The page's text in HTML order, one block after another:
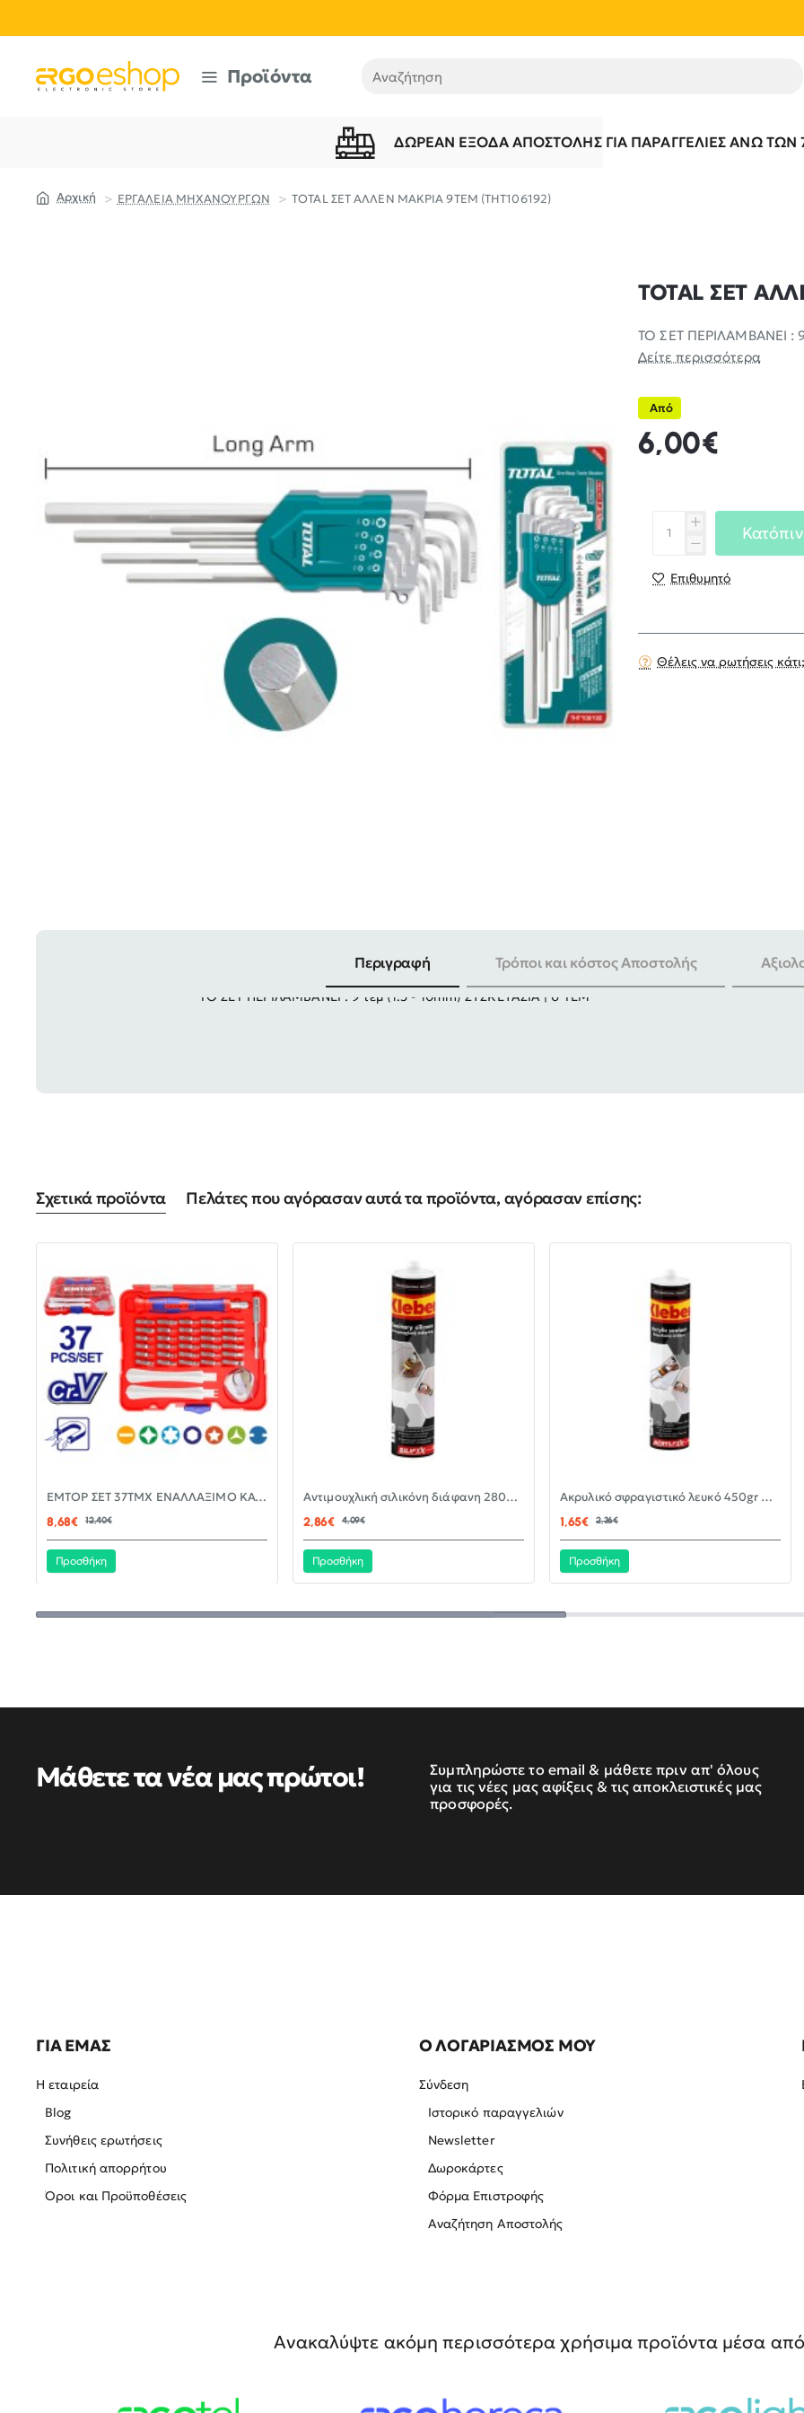
Προϊόντα Αναζήτηση
ΔΩΡΕΆΝ ΈΞΟΔΑ ΑΠΟΣΤΟΛΉΣ ΓΙΑ ΠΑΡΑΓΓΕΛΊΕΣ ΆΝΩ ΤΩΝ
ΕΡΓΑΛΕΙΑ ΜΗΧΑΝΟΥΡΓΩΝ TOTAL ΣΕΤ ΑΛΛΕΝ ΜΑΚΡΙΑ 9ΤΕΜ (THT106192)
TOTAL ΣΕΤ
ΤΟ ΣΕΤ ΠΕΡΙΛΑΜΒΑΝΕΙ :
Δείτε περισσότερα
Από
6,00€
Επιθυμητό
Θέλεις να ρωτήσεις κάτι;
Περιγραφή Τρόποι και κόστος Αποστολής
ΤΟ ΣΕΤ ΠΕΡΙΛΑΜΒΑΝΕΙ : 9 τεμ (1.5 - 10mm) ΣΥΣΚΕΥΑΣΙΑ | 6 ΤΕΜ
Σχετικά προϊόντα Πελάτες που αγόρασαν αυτά τα προϊόντα, αγόρασαν επίσης:
-30%EMTOP ΣΕΤ 37ΤΜΧ ΕΝΑΛΛΑΞΙΜΟ ΚΑΤΣΑΒΙΔΙ ΜΕ ΜΥΤΕΣ EBST03702
8,68€
12,40€
Προσθήκη
-30%Αντιμουχλική σιλικόνη διάφανη 280ml KLEBER
2,86€
4,09€
Προσθήκη
-30%Ακρυλικό σφραγιστικό λευκό 450gr KLEBER
1,65€
2,36€
Προσθήκη
Μάθετε τα νέα μας πρώτοι!
Συμπληρώστε το email & μάθετε πριν απ' όλους
για τις νέες μας αφίξεις & τις αποκλειστικές μας
προσφορές.
ΓΙΑ ΕΜΑΣ
Η εταιρεία
Blog
Συνήθεις ερωτήσεις
Πολιτική απορρήτου
Όροι και Προϋποθέσεις
Ο ΛΟΓΑΡΙΑΣΜΟΣ ΜΟΥ
Σύνδεση
Ιστορικό παραγγελιών
Newsletter
Δωροκάρτες
Φόρμα Επιστροφής
Αναζήτηση Αποστολής
Ανακαλύψτε ακόμη περισσότερα χρήσιμα προϊόντα μέσα